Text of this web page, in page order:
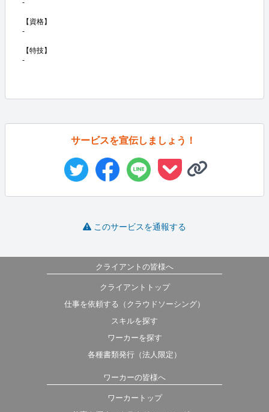
-
【資格】
-
【特技】
-
サービスを宣伝しましょう！
このサービスを通報する
クライアントの皆様へ
クライアントトップ
仕事を依頼する（クラウドソーシング）
スキルを探す
ワーカーを探す
各種書類発行（法人限定）
ワーカーの皆様へ
ワーカートップ